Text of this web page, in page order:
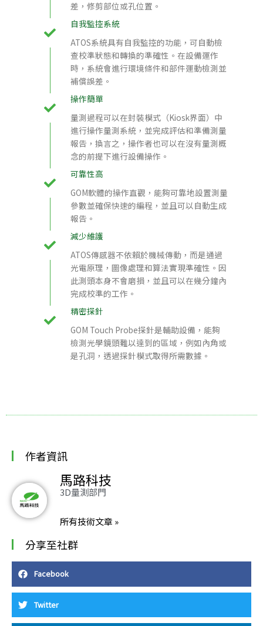
差，修剪部位或孔位置。
自我監控系統
ATOS系統具有自我監控的功能，可自動檢
查校準狀態和轉換的準確性。在設備運作
時，系統會進行環境條件和部件運動檢測並
補償誤差。
操作簡單
量測過程可以在封裝模式（Kiosk界面）中
進行操作量測系統，並完成評估和準備測量
報告，換言之，操作者也可以在沒有量測概
念的前提下進行設備操作。
可靠性高
GOM軟體的操作直觀，能夠可靠地設置測量
參數並確保快速的編程，並且可以自動生成
報告。
減少維護
ATOS傳感器不依賴於機械傳動，而是通過
光電原理，圖像處理和算法實現準確性。因
此測頭本身不會磨損，並且可以在幾分鐘內
完成校準的工作。
精密探針
GOM Touch Probe探針是輔助設備，能夠
檢測光學鏡頭難以達到的區域，例如內角或
是孔洞，透過探針模式取得所需數據。
作者資訊
馬路科技
3D量測部門
所有技術文章 »
分享至社群
Facebook
Twitter